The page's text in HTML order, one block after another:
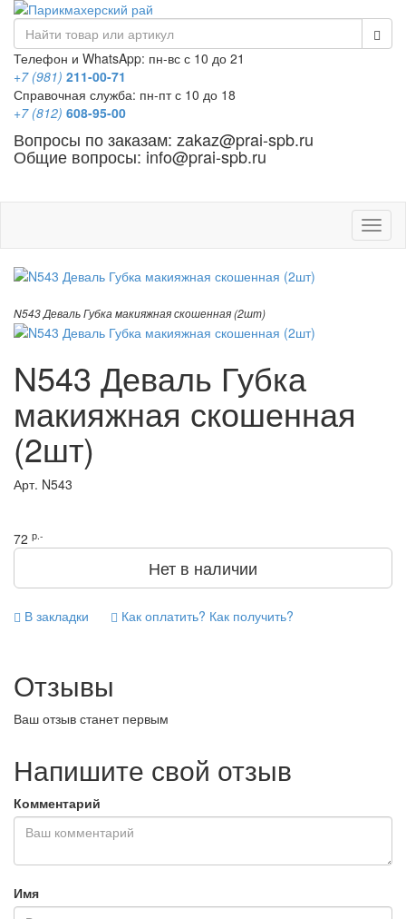
Телефон и WhatsApp: пн-вс с 10 до 21
+7 (981) 211-00-71
Справочная служба: пн-пт с 10 до 18
+7 (812) 608-95-00
Вопросы по заказам: zakaz@prai-spb.ru
Общие вопросы: info@prai-spb.ru
N543 Деваль Губка макияжная скошенная (2шт)
N543 Деваль Губка
макияжная скошенная
(2шт)
Арт. N543
72 р.-
Нет в наличии
В закладки Как оплатить? Как получить?
Отзывы
Ваш отзыв станет первым
Напишите свой отзыв
Комментарий
Имя